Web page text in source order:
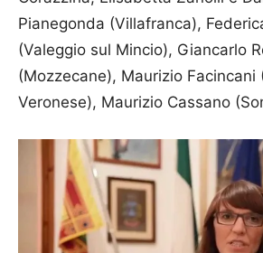
Pianegonda (Villafranca),
(Valeggio sul Mincio), Giancarlo
(Mozzecane), Maurizio Facincani
Veronese), Maurizio Cassano